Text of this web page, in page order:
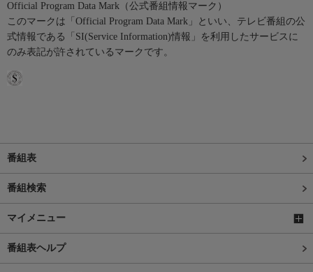
Official Program Data Mark（公式番組情報マーク）
このマークは「Official Program Data Mark」といい、テレビ番組の公
式情報である「SI(Service Information)情報」を利用したサービスに
のみ表記が許されているマークです。
番組表
番組検索
マイメニュー
番組表ヘルプ